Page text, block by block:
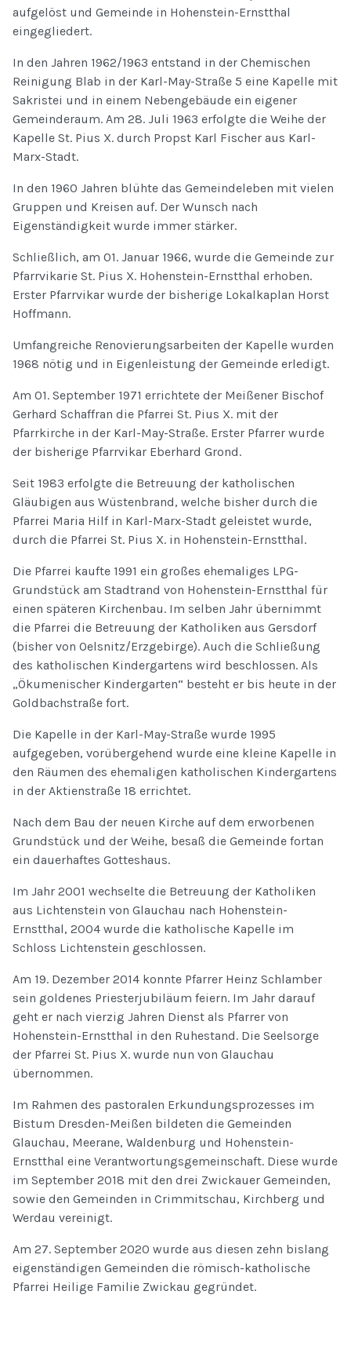
aufgelöst und Gemeinde in Hohenstein-Ernstthal
eingegliedert.
In den Jahren 1962/1963 entstand in der Chemischen
Reinigung Blab in der Karl-May-Straße 5 eine Kapelle mit
Sakristei und in einem Nebengebäude ein eigener
Gemeinderaum. Am 28. Juli 1963 erfolgte die Weihe der
Kapelle St. Pius X. durch Propst Karl Fischer aus Karl-
Marx-Stadt.
In den 1960 Jahren blühte das Gemeindeleben mit vielen
Gruppen und Kreisen auf. Der Wunsch nach
Eigenständigkeit wurde immer stärker.
Schließlich, am 01. Januar 1966, wurde die Gemeinde zur
Pfarrvikarie St. Pius X. Hohenstein-Ernstthal erhoben.
Erster Pfarrvikar wurde der bisherige Lokalkaplan Horst
Hoffmann.
Umfangreiche Renovierungsarbeiten der Kapelle wurden
1968 nötig und in Eigenleistung der Gemeinde erledigt.
Am 01. September 1971 errichtete der Meißener Bischof
Gerhard Schaffran die Pfarrei St. Pius X. mit der
Pfarrkirche in der Karl-May-Straße. Erster Pfarrer wurde
der bisherige Pfarrvikar Eberhard Grond.
Seit 1983 erfolgte die Betreuung der katholischen
Gläubigen aus Wüstenbrand, welche bisher durch die
Pfarrei Maria Hilf in Karl-Marx-Stadt geleistet wurde,
durch die Pfarrei St. Pius X. in Hohenstein-Ernstthal.
Die Pfarrei kaufte 1991 ein großes ehemaliges LPG-
Grundstück am Stadtrand von Hohenstein-Ernstthal für
einen späteren Kirchenbau. Im selben Jahr übernimmt
die Pfarrei die Betreuung der Katholiken aus Gersdorf
(bisher von Oelsnitz/Erzgebirge). Auch die Schließung
des katholischen Kindergartens wird beschlossen. Als
„Ökumenischer Kindergarten“ besteht er bis heute in der
Goldbachstraße fort.
Die Kapelle in der Karl-May-Straße wurde 1995
aufgegeben, vorübergehend wurde eine kleine Kapelle in
den Räumen des ehemaligen katholischen Kindergartens
in der Aktienstraße 18 errichtet.
Nach dem Bau der neuen Kirche auf dem erworbenen
Grundstück und der Weihe, besaß die Gemeinde fortan
ein dauerhaftes Gotteshaus.
Im Jahr 2001 wechselte die Betreuung der Katholiken
aus Lichtenstein von Glauchau nach Hohenstein-
Ernstthal, 2004 wurde die katholische Kapelle im
Schloss Lichtenstein geschlossen.
Am 19. Dezember 2014 konnte Pfarrer Heinz Schlamber
sein goldenes Priesterjubiläum feiern. Im Jahr darauf
geht er nach vierzig Jahren Dienst als Pfarrer von
Hohenstein-Ernstthal in den Ruhestand. Die Seelsorge
der Pfarrei St. Pius X. wurde nun von Glauchau
übernommen.
Im Rahmen des pastoralen Erkundungsprozesses im
Bistum Dresden-Meißen bildeten die Gemeinden
Glauchau, Meerane, Waldenburg und Hohenstein-
Ernstthal eine Verantwortungsgemeinschaft. Diese wurde
im September 2018 mit den drei Zwickauer Gemeinden,
sowie den Gemeinden in Crimmitschau, Kirchberg und
Werdau vereinigt.
Am 27. September 2020 wurde aus diesen zehn bislang
eigenständigen Gemeinden die römisch-katholische
Pfarrei Heilige Familie Zwickau gegründet.